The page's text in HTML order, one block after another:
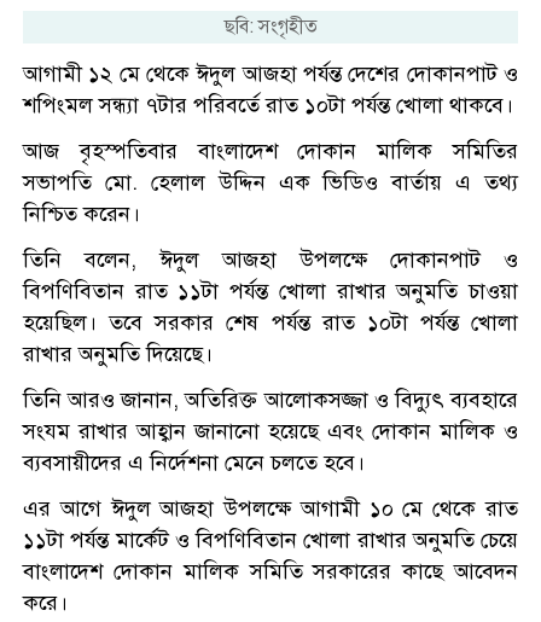
ছবি: সংগৃহীত
আগামী ১২ মে থেকে ঈদুল আজহা পর্যন্ত দেশের দোকানপাট ও
শপিংমল সন্ধ্যা ৭টার পরিবর্তে রাত ১০টা পর্যন্ত খোলা থাকবে।
আজ বৃহস্পতিবার বাংলাদেশ দোকান মালিক সমিতির
সভাপতি মো. হেলাল উদ্দিন এক ভিডিও বার্তায় এ তথ্য
নিশ্চিত করেন।
তিনি বলেন, ঈদুল আজহা উপলক্ষে দোকানপাট ও
বিপণিবিতান রাত ১১টা পর্যন্ত খোলা রাখার অনুমতি চাওয়া
হয়েছিল। তবে সরকার শেষ পর্যন্ত রাত ১০টা পর্যন্ত খোলা
রাখার অনুমতি দিয়েছে।
তিনি আরও জানান, অতিরিক্ত আলোকসজ্জা ও বিদ্যুৎ ব্যবহারে
সংযম রাখার আহ্বান জানানো হয়েছে এবং দোকান মালিক ও
ব্যবসায়ীদের এ নির্দেশনা মেনে চলতে হবে।
এর আগে ঈদুল আজহা উপলক্ষে আগামী ১০ মে থেকে রাত
১১টা পর্যন্ত মার্কেট ও বিপণিবিতান খোলা রাখার অনুমতি চেয়ে
বাংলাদেশ দোকান মালিক সমিতি সরকারের কাছে আবেদন
করে।